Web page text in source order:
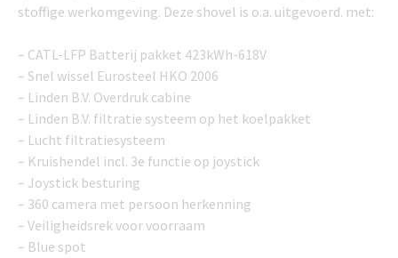
stoffige werkomgeving. Deze shovel is o.a. uitgevoerd. met:
– CATL-LFP Batterij pakket 423kWh-618V
– Snel wissel Eurosteel HKO 2006
– Linden B.V. Overdruk cabine
– Linden B.V. filtratie systeem op het koelpakket
– Lucht filtratiesysteem
– Kruishendel incl. 3e functie op joystick
– Joystick besturing
– 360 camera met persoon herkenning
– Veiligheidsrek voor voorraam
– Blue spot